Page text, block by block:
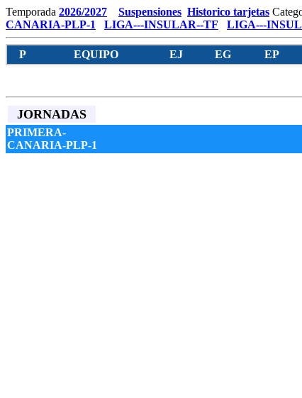
Temporada 2026/2027 Suspensiones Historico tarjetas
CANARIA-PLP-1
LIGA---INSULAR--TF LIGA---
P EQUIPO EJ EG EP
JORNADAS
PRIMERA-
CANARIA-PLP-1